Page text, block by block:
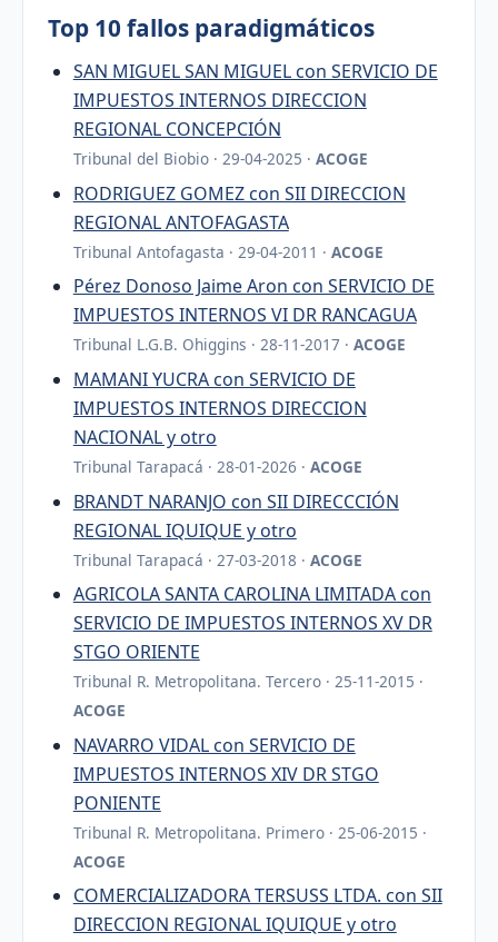
Top 10 fallos paradigmáticos
SAN MIGUEL SAN MIGUEL con SERVICIO DE
IMPUESTOS INTERNOS DIRECCION
REGIONAL CONCEPCIÓN
Tribunal del Biobio · 29-04-2025 · ACOGE
RODRIGUEZ GOMEZ con SII DIRECCION
REGIONAL ANTOFAGASTA
Tribunal Antofagasta · 29-04-2011 · ACOGE
Pérez Donoso Jaime Aron con SERVICIO DE
IMPUESTOS INTERNOS VI DR RANCAGUA
Tribunal L.G.B. Ohiggins · 28-11-2017 · ACOGE
MAMANI YUCRA con SERVICIO DE
IMPUESTOS INTERNOS DIRECCION
NACIONAL y otro
Tribunal Tarapacá · 28-01-2026 · ACOGE
BRANDT NARANJO con SII DIRECCCIÓN
REGIONAL IQUIQUE y otro
Tribunal Tarapacá · 27-03-2018 · ACOGE
AGRICOLA SANTA CAROLINA LIMITADA con
SERVICIO DE IMPUESTOS INTERNOS XV DR
STGO ORIENTE
Tribunal R. Metropolitana. Tercero · 25-11-2015 ·
ACOGE
NAVARRO VIDAL con SERVICIO DE
IMPUESTOS INTERNOS XIV DR STGO
PONIENTE
Tribunal R. Metropolitana. Primero · 25-06-2015 ·
ACOGE
COMERCIALIZADORA TERSUSS LTDA. con SII
DIRECCION REGIONAL IQUIQUE y otro